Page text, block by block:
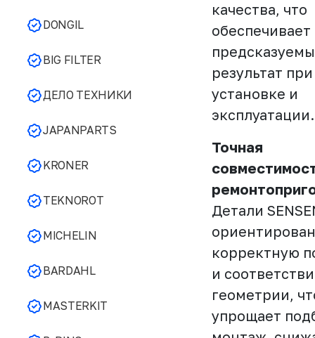
DONGIL
BIG FILTER
ДЕЛО ТЕХНИКИ
JAPANPARTS
KRONER
TEKNOROT
MICHELIN
BARDAHL
MASTERKIT
качества, что
обеспечивает
результат при
установке и
эксплуатации.
Точная
Детали
корректную
и
геометрии,
упрощает